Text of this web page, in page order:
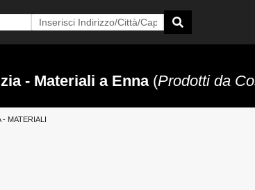
- Materiali a Enna(Prodotti da
- MATERIALI